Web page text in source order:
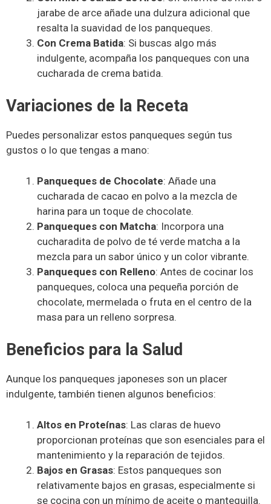
jarabe de arce añade una dulzura adicional que
resalta la suavidad de los panqueques.
Con Crema Batida: Si buscas algo más
indulgente, acompaña los panqueques con una
cucharada de crema batida.
Variaciones de la Receta
Puedes personalizar estos panqueques según tus
gustos o lo que tengas a mano:
Panqueques de Chocolate: Añade una
cucharada de cacao en polvo a la mezcla de
harina para un toque de chocolate.
Panqueques con Matcha: Incorpora una
cucharadita de polvo de té verde matcha a la
mezcla para un sabor único y un color vibrante.
Panqueques con Relleno: Antes de cocinar los
panqueques, coloca una pequeña porción de
chocolate, mermelada o fruta en el centro de la
masa para un relleno sorpresa.
Beneficios para la Salud
Aunque los panqueques japoneses son un placer
indulgente, también tienen algunos beneficios:
Altos en Proteínas: Las claras de huevo
proporcionan proteínas que son esenciales para el
mantenimiento y la reparación de tejidos.
Bajos en Grasas: Estos panqueques son
relativamente bajos en grasas, especialmente si
se cocina con un mínimo de aceite o mantequilla.